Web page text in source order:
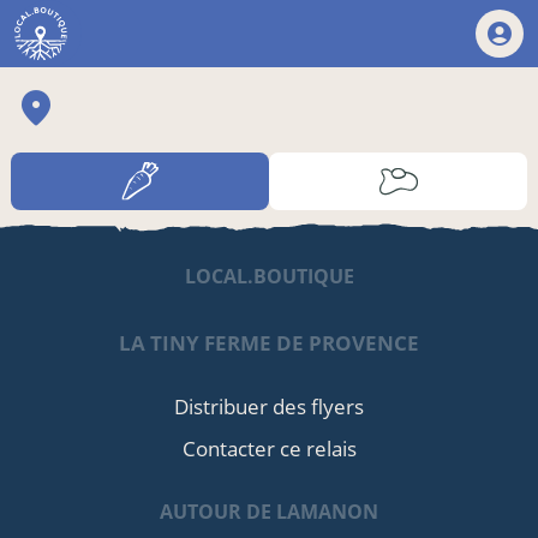
LOCAL.BOUTIQUE
LA TINY FERME DE PROVENCE
Distribuer des flyers
Contacter ce relais
AUTOUR DE LAMANON